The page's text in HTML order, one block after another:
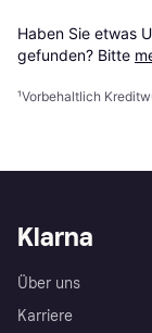
Haben Sie etwas
gefunden? Bitte
¹Vorbehaltlich
Klarna
Über uns
Karriere